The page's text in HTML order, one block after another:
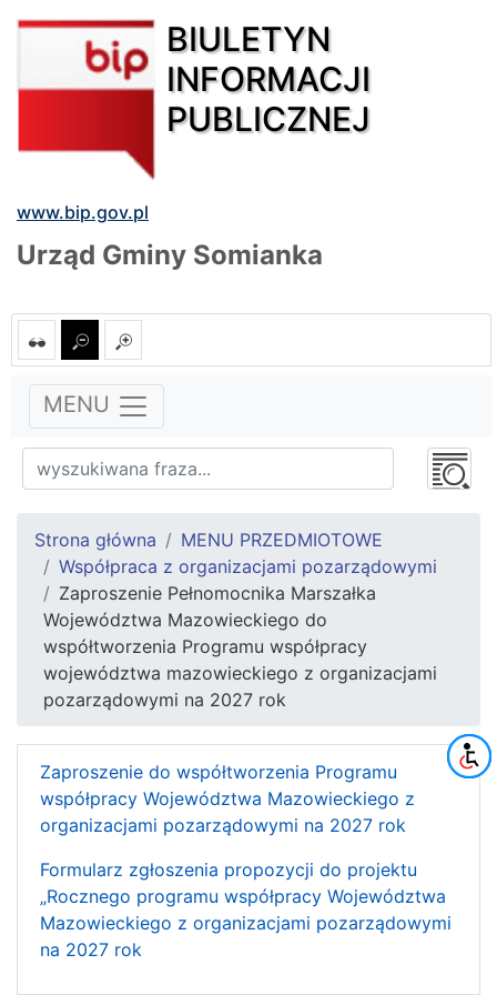
BIULETYN
INFORMACJI
PUBLICZNEJ
www.bip.gov.pl
Urząd Gminy Somianka
MENU
Strona główna
MENU PRZEDMIOTOWE
Współpraca z organizacjami pozarządowymi
Zaproszenie Pełnomocnika Marszałka
Województwa Mazowieckiego do
współtworzenia Programu współpracy
województwa mazowieckiego z organizacjami
pozarządowymi na 2027 rok
Zaproszenie do współtworzenia Programu
współpracy Województwa Mazowieckiego z
organizacjami pozarządowymi na 2027 rok
Formularz zgłoszenia propozycji do projektu
„Rocznego programu współpracy Województwa
Mazowieckiego z organizacjami pozarządowymi
na 2027 rok